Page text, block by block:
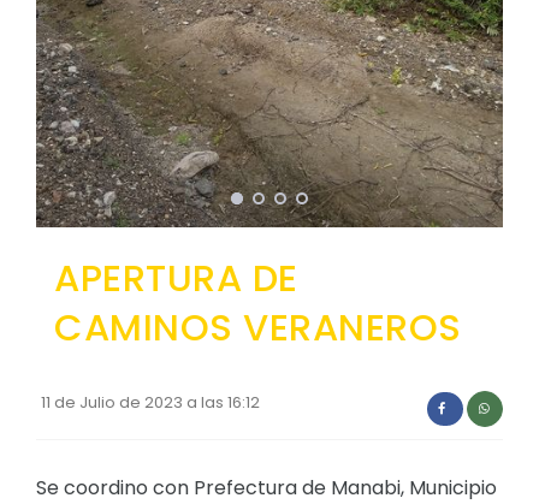
Convocatorias
GESTIÓN ADMINISTRATIVA
Plan de desarrollo y Ordenamiento Territorial -
Plan Anual Contratación - PAC
Plan Operativo Anual - POA
PRESUPUESTO: EJECUCIÓN Y REPORTES
Cédulas presupuestarias y balances
Obras y proyectos
APERTURA DE
CAMINOS VERANEROS
11 de Julio de 2023 a las 16:12
Se coordino con Prefectura de Manabi, Municipio